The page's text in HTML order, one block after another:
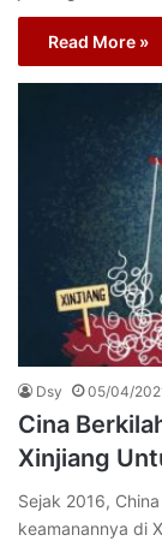
Read More »
Dsy 05/04/
Cina
Xinjiang
Sejak 2016,
keamanannya di